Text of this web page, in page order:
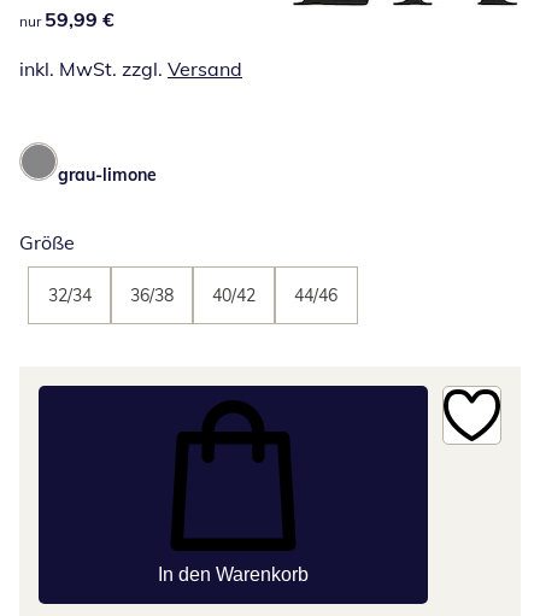
59,99 €
nur 59,99 €
inkl. MwSt. zzgl. Versand
grau-limone
Größe
32/34 36/38 40/42 44/46
In den Warenkorb